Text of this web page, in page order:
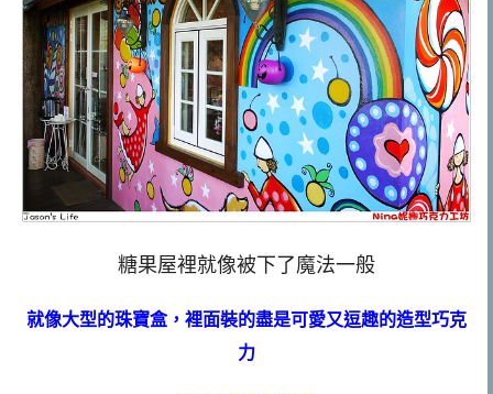
糖果屋裡就像被下了魔法一般
就像大型的珠寶盒，裡面裝的盡是可愛又逗趣的造型巧克
力